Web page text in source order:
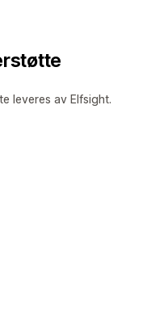
leveres av Elfsight.